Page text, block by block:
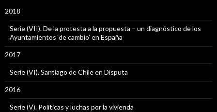
2018
Serie (VII). De la protesta a la propuesta – un diagnóstico de los
Ayuntamientos ‘de cambio’ en España
2017
Serie (VI). Santiago de Chile en Disputa
2016
Serie (V). Políticas y luchas por la vivienda